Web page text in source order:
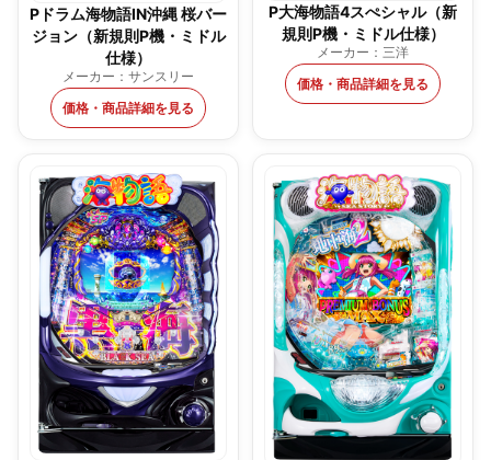
Pドラム海物語IN沖縄 桜バー
ジョン（新規則P機・ミドル
仕様）
メーカー：サンスリー
価格・商品詳細を見る
P大海物語4スぺシャル（新
規則P機・ミドル仕様）
メーカー：三洋
価格・商品詳細を見る